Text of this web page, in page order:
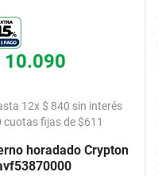
10.090
12x $ 840 sin interés
cuotas fijas de $611
horadado Crypton